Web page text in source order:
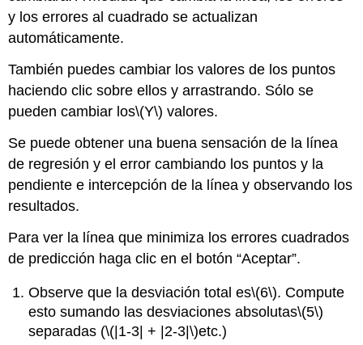
y los errores al cuadrado se actualizan
automáticamente.
También puedes cambiar los valores de los puntos
haciendo clic sobre ellos y arrastrando. Sólo se
pueden cambiar los\(Y\) valores.
Se puede obtener una buena sensación de la línea
de regresión y el error cambiando los puntos y la
pendiente e intercepción de la línea y observando los
resultados.
Para ver la línea que minimiza los errores cuadrados
de predicción haga clic en el botón “Aceptar”.
Observe que la desviación total es\(6\). Compute
esto sumando las desviaciones absolutas\(5\)
separadas (\(|1-3| + |2-3|\)etc.)